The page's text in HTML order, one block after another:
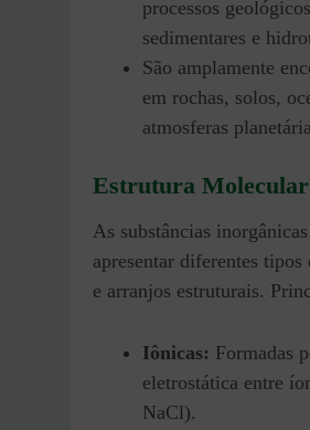
processos
sedimentares e
São amplamente
em rochas, solos,
atmosferas
Estrutura Molecular
As substâncias
apresentar diferentes tipos
e arranjos estruturais.
Iônicas: Formadas
eletrostática entre
NaCl).